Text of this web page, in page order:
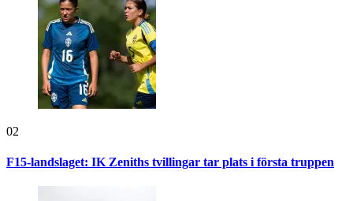
02
F15-landslaget: IK Zeniths tvillingar tar plats i första truppen